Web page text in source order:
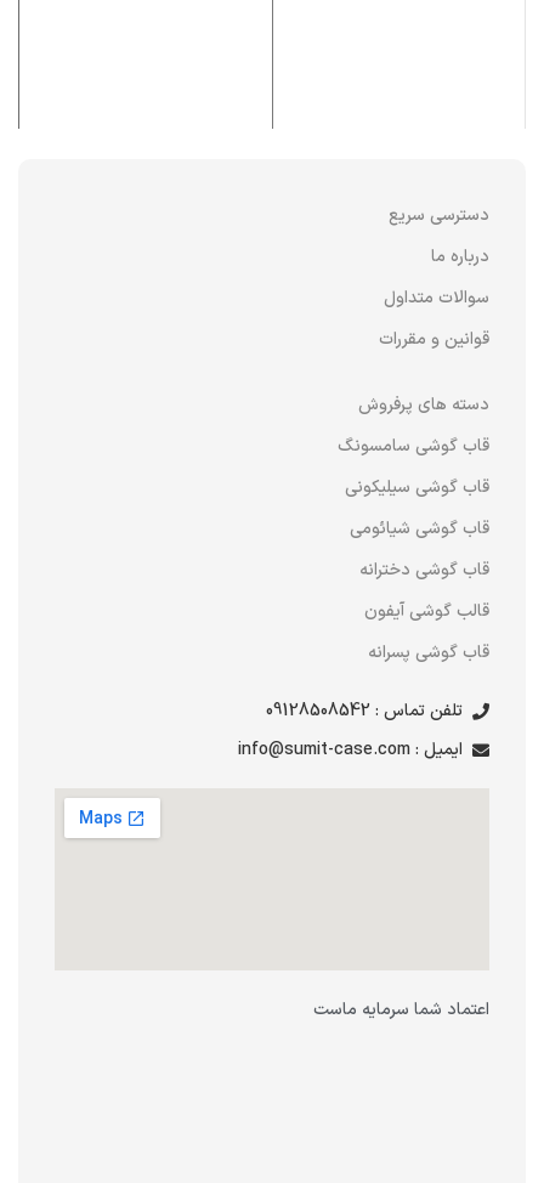
دسترسی سریع
درباره ما
سوالات متداول
قوانین و مقررات
دسته های پرفروش
قاب گوشی سامسونگ
قاب گوشی سیلیکونی
قاب گوشی شیائومی
قاب گوشی دخترانه
قالب گوشی آیفون
قاب گوشی پسرانه
تلفن تماس : 09128508542
ایمیل : info@sumit-case.com
اعتماد شما سرمایه ماست